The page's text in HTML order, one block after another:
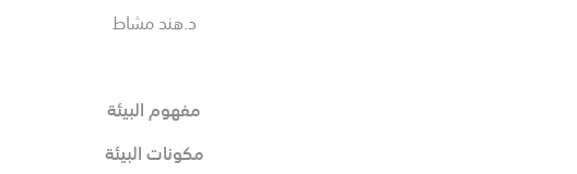
د.هند مشاط
مفهوم البيئة
مكونات البيئة